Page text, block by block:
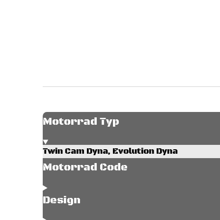
Motorrad Typ
Twin Cam Dyna, Evolution Dyna
Motorrad Code
Design